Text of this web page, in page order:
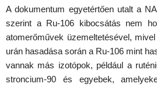
A dokumentum egyetértően utalt a
szerint a Ru-106 kibocsátás nem
atomerőművek üzemeltetésével,
urán hasadása során a Ru-106 mint
vannak más izotópok, például a
stroncium-90 és egyebek,